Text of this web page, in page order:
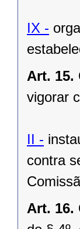
IX -
Art. 15.
vigorar
II -
contra
Art. 16.